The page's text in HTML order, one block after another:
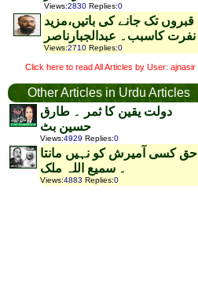
Views:2830 Replies:0
قبروں تک جانے کی باتیں،مزید
نفرت کاسبب۔ عبدالجبارناصر
Views:2710 Replies:0
Click here to read All Articles by User: ajnasir
Other Articles in Urdu Articles
دولت یقین کا ثمر ۔ طارق
حسین بٹ
Views:4929 Replies:0
حق کسی آمیرش کو نہیں مانتا
۔ سمیع اللہ ملک
Views:4883 Replies:0